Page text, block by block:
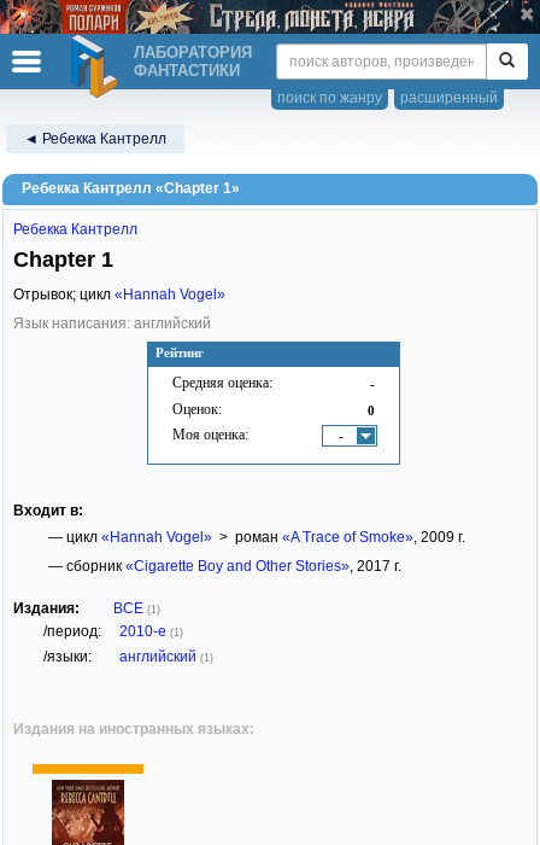
ЛАБОРАТОРИЯ
ФАНТАСТИКИ
расширенный
поиск по жанру
◄ Ребекка Кантрелл
Ребекка Кантрелл «Chapter 1»
Рейтинг
Средняя оценка: -
Оценок: 0
Моя оценка: -
Ребекка Кантрелл
Chapter 1
Отрывок; цикл «Hannah Vogel»
Язык написания: английский
Входит в:
— цикл «Hannah Vogel»> роман «A Trace of Smoke», 2009 г.
— сборник «Cigarette Boy and Other Stories», 2017 г.
Издания: ВСЕ (1)
/период: 2010-е (1)
/языки: английский (1)
Издания на иностранных языках: